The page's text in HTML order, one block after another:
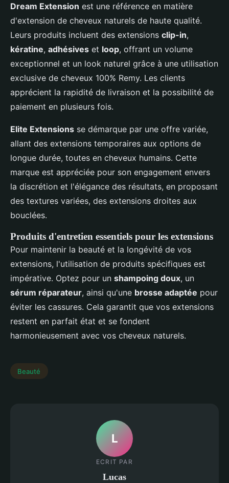
Dream Extension est une référence en matière
d'extension de cheveux naturels de haute qualité.
Leurs produits incluent des extensions clip-in,
kératine, adhésives et loop, offrant un volume
exceptionnel et un look naturel grâce à une utilisation
exclusive de cheveux 100% Remy. Les clients
apprécient la rapidité de livraison et la possibilité de
paiement en plusieurs fois.
Elite Extensions se démarque par une offre variée,
allant des extensions temporaires aux options de
longue durée, toutes en cheveux humains. Cette
marque est appréciée pour son engagement envers
la discrétion et l'élégance des résultats, en proposant
des textures variées, des extensions droites aux
bouclées.
Produits d'entretien essentiels pour les extensions
Pour maintenir la beauté et la longévité de vos
extensions, l'utilisation de produits spécifiques est
impérative. Optez pour un shampoing doux, un
sérum réparateur, ainsi qu'une brosse adaptée pour
éviter les cassures. Cela garantit que vos extensions
restent en parfait état et se fondent
harmonieusement avec vos cheveux naturels.
Beauté
L
ECRIT PAR
Lucas